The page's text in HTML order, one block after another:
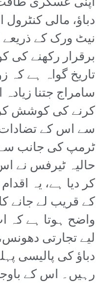
دباؤ، مالی
نیٹ ورک کے
برقرار رکھنے
تاریخ گواہ ہے
سامراج جتنا
کرنے کی کوشش
سے اس کے
ٹرمپ کی جانب سے
حالیہ ٹیرفس نے
کر دیا ہے، یہ
کے قریب لے جانے
واضح ہوتا ہے کہ
لیے تجارتی
دباؤ کی پالیسی
رہیں۔ اس کے